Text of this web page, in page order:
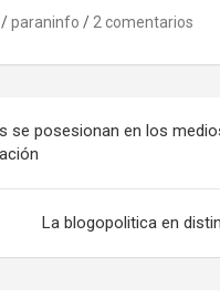
paraninfo 2 comentarios
se posesionan en los
La blogopolitica en